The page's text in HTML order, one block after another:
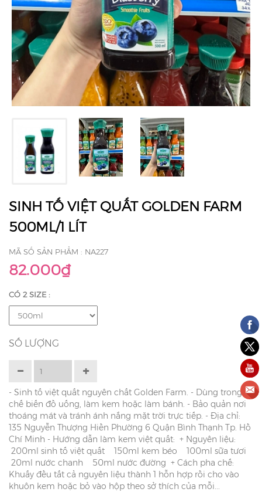
SINH TỐ VIỆT QUẤT GOLDEN FARM
500ML/1 LÍT
MÃ SỐ SẢN PHẨM : NA227
82.000₫
CÓ 2 SIZE :
SỐ LƯỢNG
- Sinh tố việt quất nguyên chất Golden Farm. - Dùng trong
chế biến đồ uống, làm kem hoặc làm bánh. - Bảo quản nơi
thoáng mát và tránh ánh nắng mặt trời trực tiếp. - Địa chỉ:
135 Nguyễn Thượng Hiền Phường 6 Quận Bình Thạnh Tp. Hồ
Chí Minh - Hướng dẫn làm kem việt quất: + Nguyên liệu:
200ml sinh tố việt quất 150ml kem béo 100ml sữa tươi
20ml nước chanh 50ml nước đường + Cách pha chế:
Khuấy đều tất cả nguyên liệu thành 1 hỗn hợp rồi cho vào
khuôn kem hoặc bỏ vào hộp theo sở thích của mỗi...